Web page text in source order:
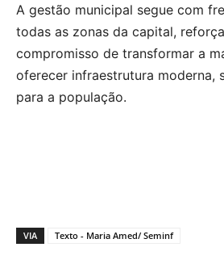
A gestão municipal segue com
todas as zonas da capital,
compromisso de transformar a
oferecer infraestrutura moderna,
para a população.
VIA Texto - Maria Amed/ Seminf